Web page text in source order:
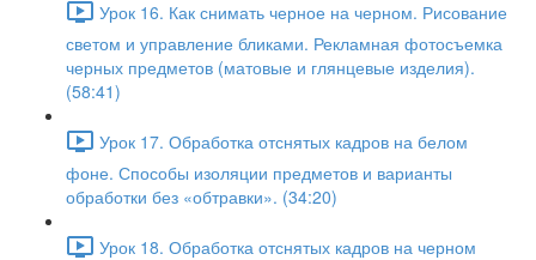
Урок 16. Как снимать черное на черном. Рисование
светом и управление бликами. Рекламная фотосъемка
черных предметов (матовые и глянцевые изделия).
(58:41)
Урок 17. Обработка отснятых кадров на белом
фоне. Способы изоляции предметов и варианты
обработки без «обтравки». (34:20)
Урок 18. Обработка отснятых кадров на черном